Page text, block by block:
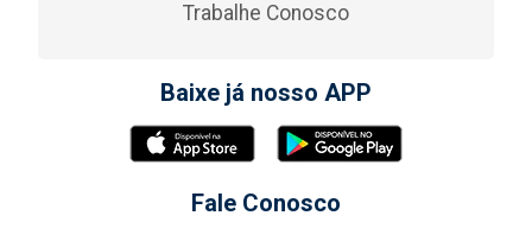
Trabalhe Conosco
Baixe já nosso APP
Fale Conosco